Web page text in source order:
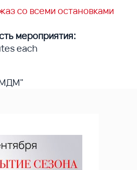
со всеми остановками
мероприятия:
each